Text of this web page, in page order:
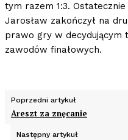
tym razem 1:3.
Jarosław zakończył na
prawo gry w decydującym
zawodów finałowych.
Poprzedni artykuł
Areszt za znęcanie
Następny artykuł